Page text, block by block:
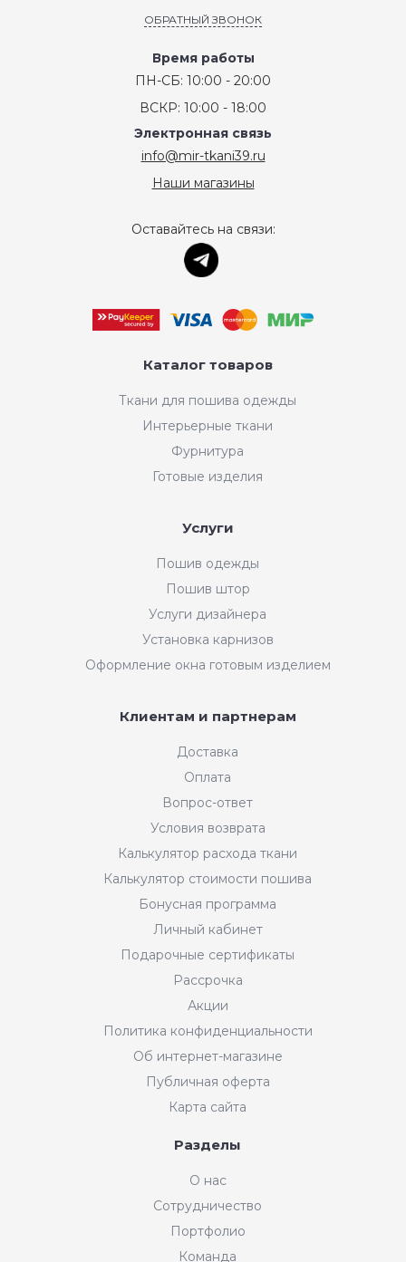
ОБРАТНЫЙ ЗВОНОК
Время работы
ПН-СБ: 10:00 - 20:00
ВСКР: 10:00 - 18:00
Электронная связь
info@mir-tkani39.ru
Наши магазины
Оставайтесь на связи:
Каталог товаров
Ткани для пошива одежды
Интерьерные ткани
Фурнитура
Готовые изделия
Услуги
Пошив одежды
Пошив штор
Услуги дизайнера
Установка карнизов
Оформление окна готовым изделием
Клиентам и партнерам
Доставка
Оплата
Вопрос-ответ
Условия возврата
Калькулятор расхода ткани
Калькулятор стоимости пошива
Бонусная программа
Личный кабинет
Подарочные сертификаты
Рассрочка
Акции
Политика конфиденциальности
Об интернет-магазине
Публичная оферта
Карта сайта
Разделы
О нас
Сотрудничество
Портфолио
Команда